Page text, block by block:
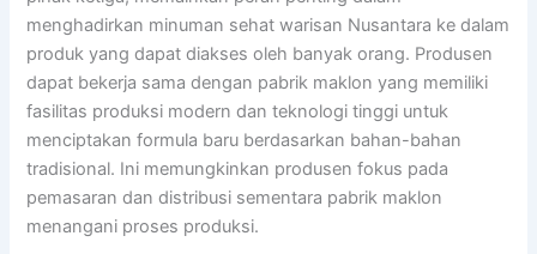
menghadirkan minuman sehat warisan Nusantara ke dalam
produk yang dapat diakses oleh banyak orang. Produsen
dapat bekerja sama dengan pabrik maklon yang memiliki
fasilitas produksi modern dan teknologi tinggi untuk
menciptakan formula baru berdasarkan bahan-bahan
tradisional. Ini memungkinkan produsen fokus pada
pemasaran dan distribusi sementara pabrik maklon
menangani proses produksi.